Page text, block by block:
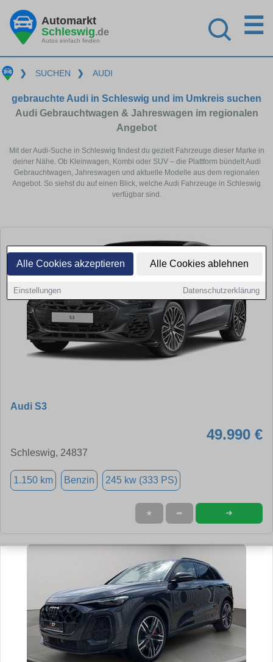
Alle Cookies akzeptieren Alle Cookies ablehnen
Einstellungen Datenschutzerklärung
Automarkt
Schleswig.de
Autos einfach finden
☰
❯ SUCHEN ❯ AUDI
gebrauchte Audi in Schleswig und im Umkreis suchen
Audi Gebrauchtwagen & Jahreswagen im regionalen
Angebot
Mit der Audi-Suche in Schleswig findest du gezielt Fahrzeuge dieser Marke in
deiner Nähe. Ob Kleinwagen, Kombi oder SUV – die Plattform bündelt Audi
Gebrauchtwagen, Jahreswagen und aktuelle Modelle aus dem regionalen
Angebot. So siehst du auf einen Blick, welche Audi Fahrzeuge in Schleswig
verfügbar sind.
Audi S3
49.990 €
Schleswig, 24837
1.150 km Benzin 245 kw (333 PS)
★ ➦ ➜